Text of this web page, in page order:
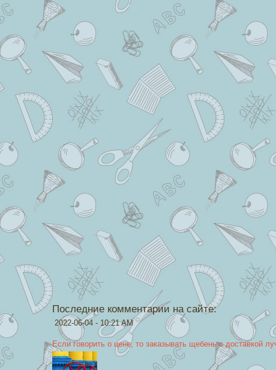
Последние комментарии на сайте:
2022-06-04 - 10:21 AM
Если говорить о цене, то заказывать щебень с доставкой